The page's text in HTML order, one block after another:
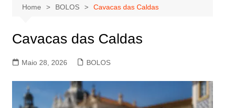
Home BOLOS Cavacas das Caldas
Cavacas das Caldas
Maio 28, 2026 BOLOS